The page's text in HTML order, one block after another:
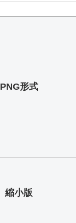
PNG形式
縮小版